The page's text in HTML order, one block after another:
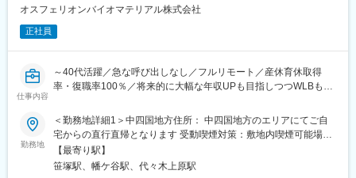
■組織構成：
営業は4部門に分かれていますが、今回は脳神経外科製品（電気メ
ス、圧可変式シャントバルブ等）の担当となります。
■同社の魅力
【幅広い商品群】
開発、販売の歴史を持つ人工呼吸器のみならず、急性期領域、在
宅ケア、手術室設備、外科系製品、産婦人科製品など、幅広い商
【日系×世界展開の医療機器企業】
日本における最先端医療機器の輸入商社として国内トップシェア
の製品を持ち、海外グループ会社による世界規模(アメリカ、フラ
ンス、イタリア、スイス等)の事業展開を行なっています。社会貢
オスフェリオンバイオマテリアル株式会社
正社員
仕事内容
～40代活躍／急な呼び出しなし／フルリモート／産休育休取得
率・復職率100％／将来的に大幅な年収UPも目指しつつWLBも担
★フルリモートで自宅から顧客先へ直行直帰の営業スタイル、全
国どこでも勤務可能！
★予定手術が大半のため緊急呼び出しはなし！
★WLBを改善したくて入社している社員多数！
勤務地
＜勤務地詳細1＞中四国地方住所： 中四国地方のエリアにてご自
宅からの直行直帰となります 受動喫煙対策：敷地内喫煙可能場所
あり＜勤務地詳細2＞本社住所：東京都渋谷区笹塚1-50-1 Daiwa
笹塚タワー受動喫煙対策：敷地内喫煙可能場所あり変更の範囲：
【最寄り駅】
笹塚駅、幡ケ谷駅、代々木上原駅